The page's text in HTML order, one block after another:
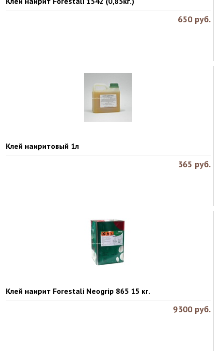
650 руб.
Клей наиритовый 1л
365 руб.
Клей наирит Forestali Neogrip 865 15 кг.
9300 руб.